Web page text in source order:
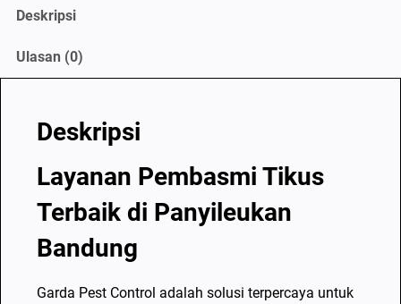
Deskripsi
Ulasan (0)
Deskripsi
Layanan Pembasmi Tikus
Terbaik di Panyileukan
Bandung
Garda Pest Control adalah solusi terpercaya untuk